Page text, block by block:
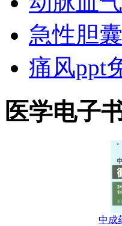
急性胆
痛风ppt
医学电子
中成